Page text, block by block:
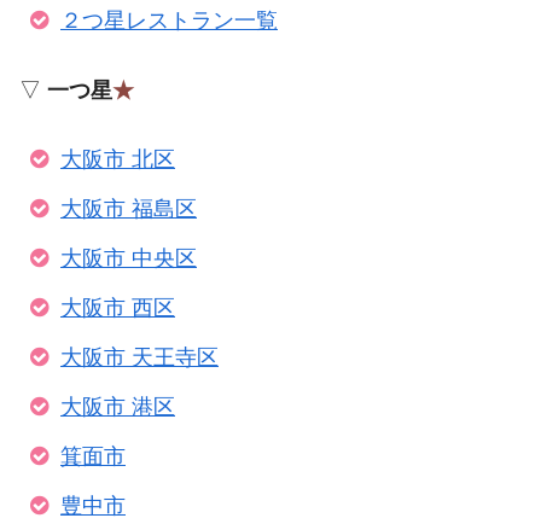
２つ星レストラン一覧
▽ 一つ星★
大阪市 北区
大阪市 福島区
大阪市 中央区
大阪市 西区
大阪市 天王寺区
大阪市 港区
箕面市
豊中市